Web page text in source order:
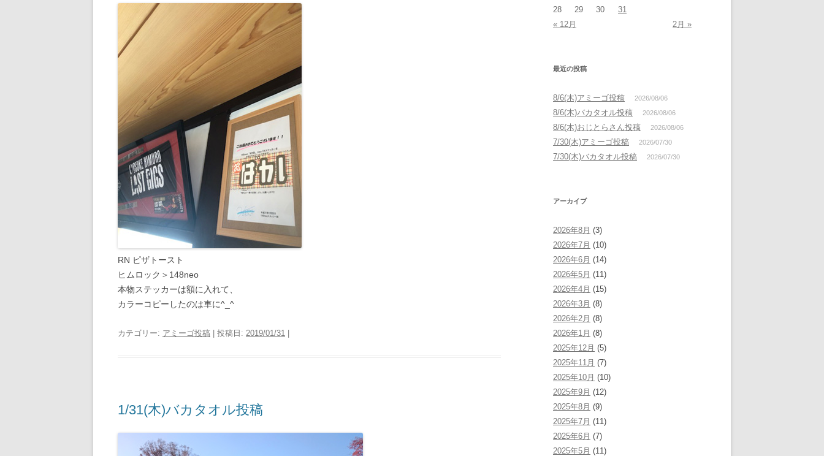
RN ピザトースト
ヒムロック＞148neo
本物ステッカーは額に入れて、
カラーコピーしたのは車に^_^
カテゴリー: アミーゴ投稿 | 投稿日: 2019/01/31
1/31(木)バカタオル投稿
28
29 30
31
« 12月
2月 »
最近の投稿
8/6(木)アミーゴ投稿 2026/08/06
8/6(木)バカタオル投稿 2026/08/06
8/6(木)おじとらさん投稿 2026/08/06
7/30(木)アミーゴ投稿 2026/07/30
7/30(木)バカタオル投稿 2026/07/30
アーカイブ
2026年8月 (3)
2026年7月 (10)
2026年6月 (14)
2026年5月 (11)
2026年4月 (15)
2026年3月 (8)
2026年2月 (8)
2026年1月 (8)
2025年12月 (5)
2025年11月 (7)
2025年10月 (10)
2025年9月 (12)
2025年8月 (9)
2025年7月 (11)
2025年6月 (7)
2025年5月 (11)